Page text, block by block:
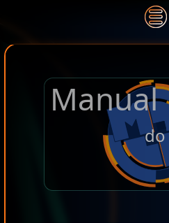
Manual
do